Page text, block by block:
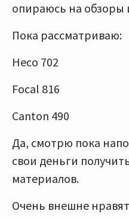
опираюсь на обзоры
Пока рассматриваю:
Heco 702
Focal 816
Canton 490
Да, смотрю пока
свои деньги
материалов.
Очень внешне